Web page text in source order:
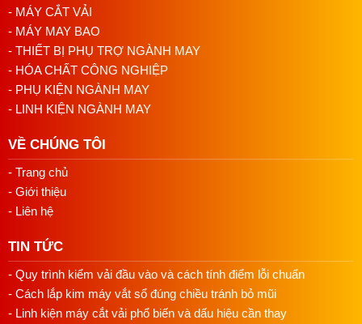
Liên hệ ngay để được tư vấn chi tiết và báo giá tốt nhất.
Hotline/Zalo: 0813018118
Email: namduongvinamachine@gmail.com
Địa chỉ: 4/2/32 Tân Thới Nhất 01, P. Tân Thới Nhất,
Quận 12, HCM
- MÁY CẮT VẢI
- MÁY MAY BAO
- THIẾT BỊ PHỤ TRỢ NGÀNH MAY
- HÓA CHẤT CÔNG NGHIỆP
- PHỤ KIỆN NGÀNH MAY
- LINH KIỆN NGÀNH MAY
VỀ CHÚNG TÔI
- Trang chủ
- Giới thiệu
- Liên hệ
TIN TỨC
- Quy trình kiểm vải đầu vào và cách tính điểm lỗi chuẩn
- Cách lắp kim máy vắt sổ đúng chiều tránh bỏ mũi
- Linh kiện máy cắt vải phổ biến và dấu hiệu cần thay